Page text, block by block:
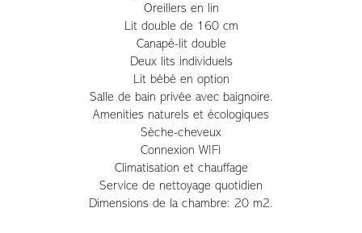
Oreillers en lin
Lit double de 160 cm
Canapé-lit double
Deux lits individuels
Lit bébé en option
Salle de bain privée avec baignoire.
Amenities naturels et écologiques
Sèche-cheveux
Connexion WIFI
Climatisation et chauffage
Service de nettoyage quotidien
Dimensions de la chambre: 20 m2.